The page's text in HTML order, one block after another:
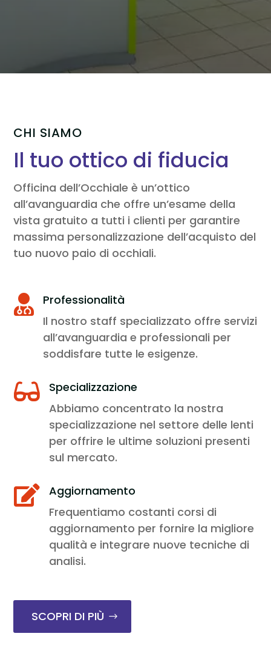
CHI SIAMO
Il tuo ottico di fiducia
Officina dell’Occhiale è un’ottico
all’avanguardia che offre un’esame della
vista gratuito a tutti i clienti per garantire
massima personalizzazione dell’acquisto del
tuo nuovo paio di occhiali.

Professionalità
Il nostro staff specializzato offre servizi
all’avanguardia e professionali per
soddisfare tutte le esigenze.

Specializzazione
Abbiamo concentrato la nostra
specializzazione nel settore delle lenti
per offrire le ultime soluzioni presenti
sul mercato.

Aggiornamento
Frequentiamo costanti corsi di
aggiornamento per fornire la migliore
qualità e integrare nuove tecniche di
analisi.
SCOPRI DI PIÙ